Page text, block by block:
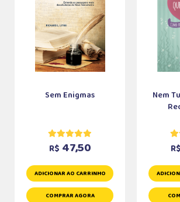
Sem Enigmas
R$ 47,50
ADICIONAR AO CARRINHO
COMPRAR AGORA
Nem
R$